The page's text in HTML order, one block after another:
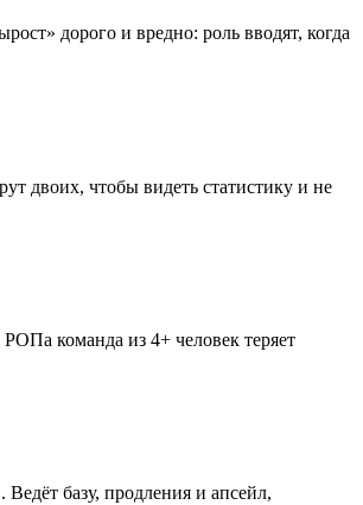
дорого и вредно: роль вводят, когда
двоих, чтобы видеть статистику и не
команда из 4+ человек теряет
базу, продления и апсейл,